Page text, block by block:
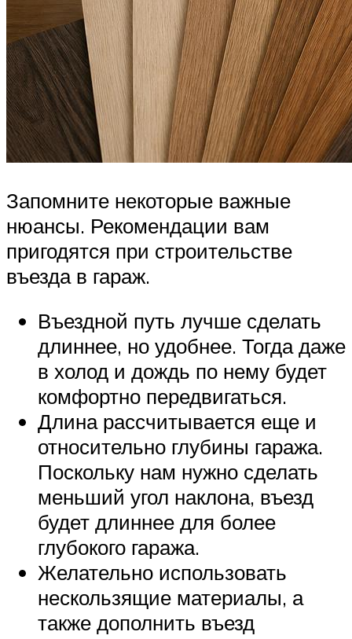
Запомните некоторые важные
нюансы. Рекомендации вам
пригодятся при строительстве
въезда в гараж.
Въездной путь лучше сделать
длиннее, но удобнее. Тогда даже
в холод и дождь по нему будет
комфортно передвигаться.
Длина рассчитывается еще и
относительно глубины гаража.
Поскольку нам нужно сделать
меньший угол наклона, въезд
будет длиннее для более
глубокого гаража.
Желательно использовать
нескользящие материалы, а
также дополнить въезд